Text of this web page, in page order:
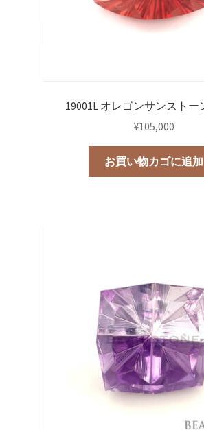
19001L オレゴンサンストー
¥105,000
お買い物カゴに追加